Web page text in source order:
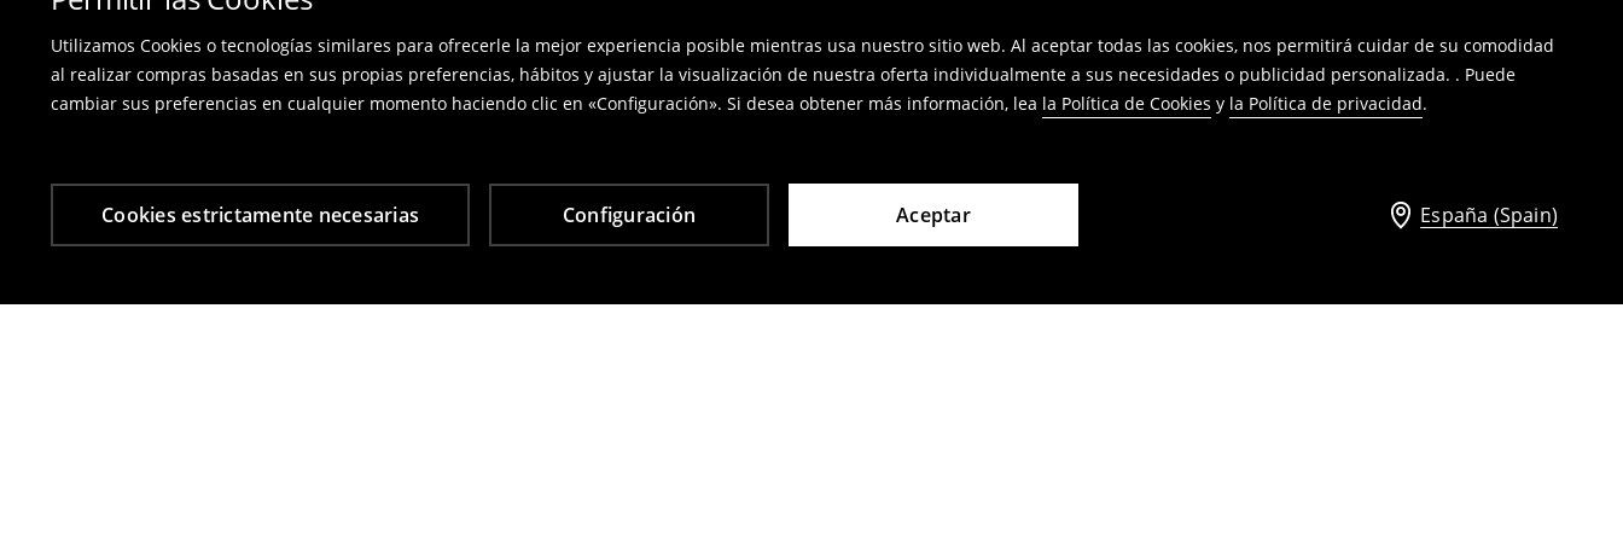
Utilizamos Cookies o tecnologías similares para ofrecerle la mejor experiencia posible mientras usa nuestro sitio web. Al aceptar todas las cookies, nos permitirá cuidar de su comodidad
al realizar compras basadas en sus propias preferencias, hábitos y ajustar la visualización de nuestra oferta individualmente a sus necesidades o publicidad personalizada. . Puede
cambiar sus preferencias en cualquier momento haciendo clic en «Configuración». Si desea obtener más información, lea la Política de Cookies y la Política de privacidad.
Cookies estrictamente necesarias Configuración Aceptar España (Spain)